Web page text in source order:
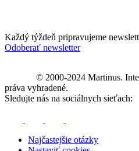
Každý týždeň pripravujeme
Odoberať newsletter
© 2000-2024 Martinus.
práva vyhradené.
Sledujte nás na sociálnych sieťach:
Najčastejšie otázky